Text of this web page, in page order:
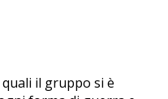
il gruppo si è